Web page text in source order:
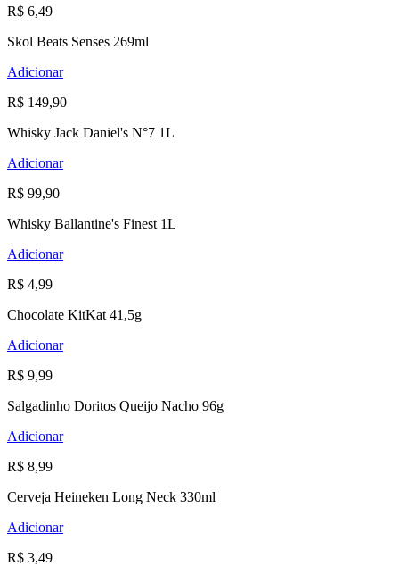
R$ 6,49
Skol Beats Senses 269ml
Adicionar
R$ 149,90
Whisky Jack Daniel's N°7 1L
Adicionar
R$ 99,90
Whisky Ballantine's Finest 1L
Adicionar
R$ 4,99
Chocolate KitKat 41,5g
Adicionar
R$ 9,99
Salgadinho Doritos Queijo Nacho 96g
Adicionar
R$ 8,99
Cerveja Heineken Long Neck 330ml
Adicionar
R$ 3,49